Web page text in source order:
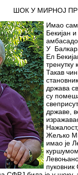
ШОК У МИРНОЈ
Имао сам
Бекијан
У
Ел
тренутку
Такав
држава
су
државе,
Жељко
имао је